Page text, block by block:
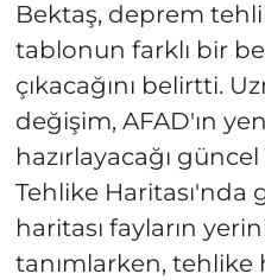
Bektaş, deprem
tablonun farklı bir
çıkacağını belirtti.
değişim, AFAD'ın
hazırlayacağı
Tehlike Haritası'nda
haritası fayların
tanımlarken, tehlike